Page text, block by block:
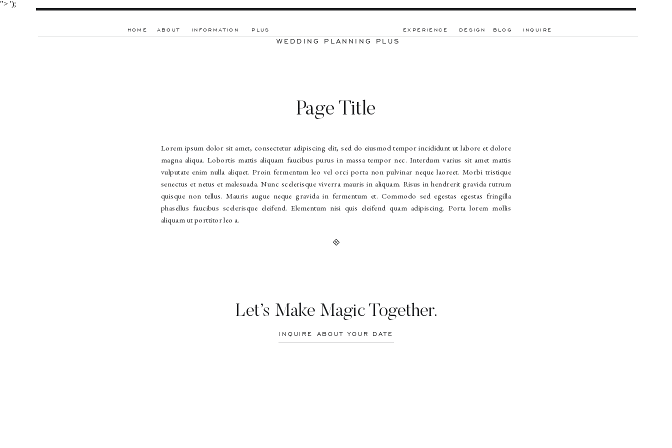
"> ');
BLOG INQUIRE
EXPERIENCE
ABOUT
HOME INFORMATION PLUS
WEDDING PLANNING PLUS
DESIGN
Page Title
Lorem ipsum dolor sit amet, consectetur adipiscing elit, sed do eiusmod tempor incididunt ut labore et dolore
magna aliqua. Lobortis mattis aliquam faucibus purus in massa tempor nec. Interdum varius sit amet mattis
vulputate enim nulla aliquet. Proin fermentum leo vel orci porta non pulvinar neque laoreet. Morbi tristique
senectus et netus et malesuada. Nunc scelerisque viverra mauris in aliquam. Risus in hendrerit gravida rutrum
quisque non tellus. Mauris augue neque gravida in fermentum et. Commodo sed egestas egestas fringilla
phasellus faucibus scelerisque eleifend. Elementum nisi quis eleifend quam adipiscing. Porta lorem mollis
aliquam ut porttitor leo a.
INQUIRE ABOUT YOUR DATE
Let’s Make Magic Together.